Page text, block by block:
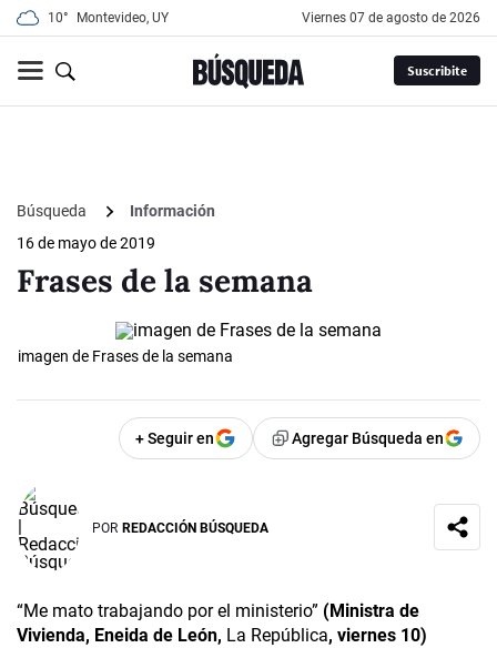
10° Montevideo, UY viernes 07 de agosto de 2026
Suscribite
Búsqueda
Información
16 de mayo de 2019
Frases de la semana
imagen de Frases de la semana
+ Seguir en Agregar Búsqueda en
POR REDACCIÓN BÚSQUEDA
“Me mato trabajando por el ministerio” (Ministra de
Vivienda, Eneida de León, La República, viernes 10)